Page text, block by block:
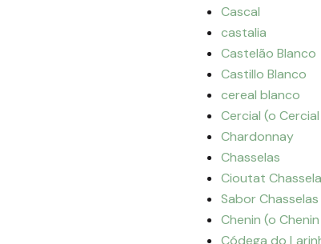
Cascal
castalia
Castelão Blanco
Castillo Blanco
cereal blanco
Cercial (o
Chardonnay
Chasselas
Cioutat
Sabor Chasselas
Chenin (o
Códega do